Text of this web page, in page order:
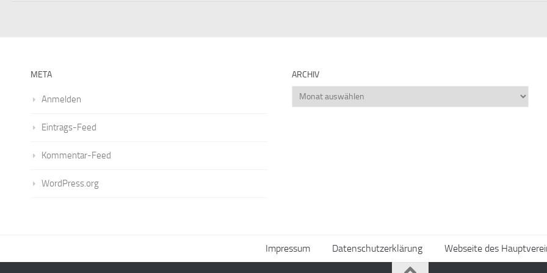
META
Anmelden
Eintrags-Feed
Kommentar-Feed
WordPress.org
ARCHIV
Archiv
Impressum Datenschutzerklärung Webseite des